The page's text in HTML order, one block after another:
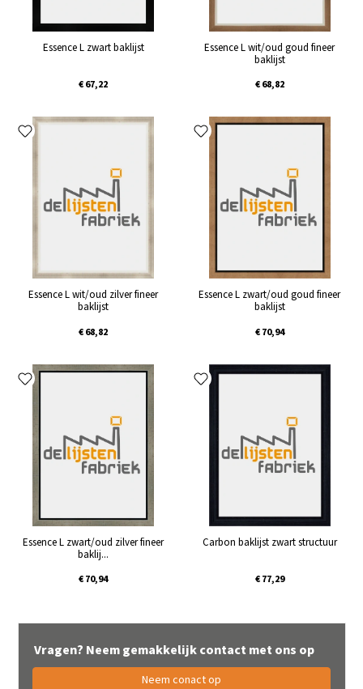
Essence L zwart baklijst
€ 67,22
Essence L wit/oud goud fineer
baklijst
€ 68,82
Essence L wit/oud zilver fineer
baklijst
€ 68,82
Essence L zwart/oud goud fineer
baklijst
€ 70,94
Essence L zwart/oud zilver fineer
baklij...
€ 70,94
Carbon baklijst zwart structuur
€ 77,29
Vragen? Neem gemakkelijk contact met ons op
Neem conact op